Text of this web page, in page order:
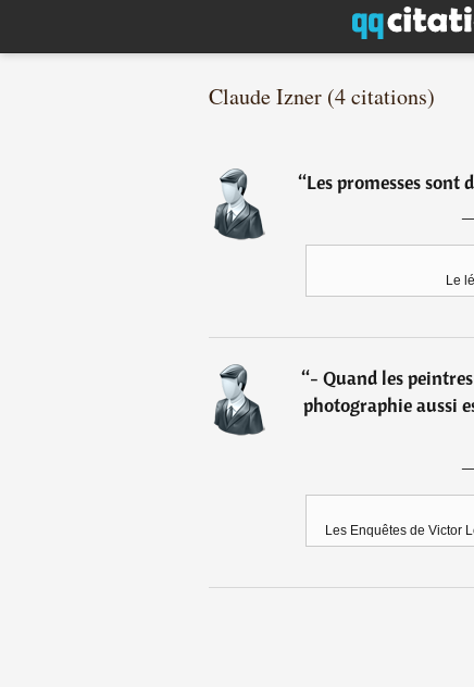
Claude Izner (4 citations)
“Les promesses sont
Le
“- Quand les
photographie aussi
Les Enquêtes de Victor